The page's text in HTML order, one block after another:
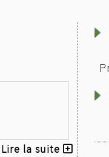
Lire la suite